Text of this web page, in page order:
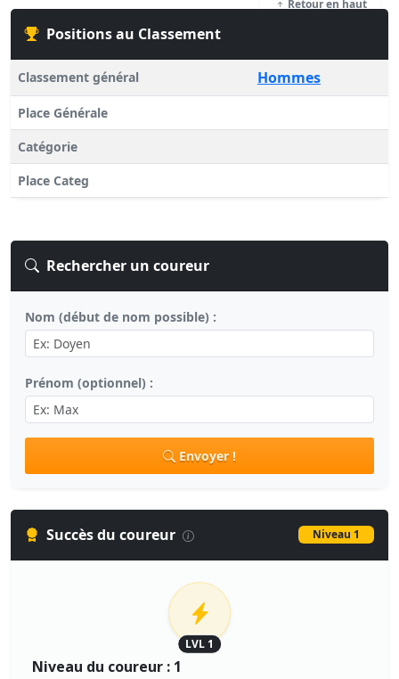
Retour en haut
Positions au Classement
Classement général Hommes
Place Générale
Catégorie
Place Categ
Rechercher un coureur
Nom (début de nom possible) :
Prénom (optionnel) :
Envoyer !
Succès du coureur Niveau 1
LVL 1
Niveau du coureur : 1